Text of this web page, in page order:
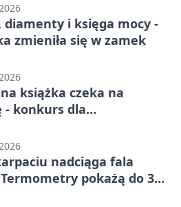
diamenty i księga mocy -
zmieniła się w zamek
książka czeka na
- konkurs dla
nadciąga fala
Termometry pokażą do 36